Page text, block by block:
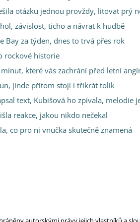
otázku jednou provždy, litovat prý
závislost, ticho a návrat k hudbě
Bay za týden, dnes to trvá přes rok
rockové historie
které vás zachrání před letní
jinde přitom stojí i třikrát tolik
text, Kubišová ho zpívala, melodie
reakce, jakou nikdo nečekal
co pro ni vnučka skutečně znamená